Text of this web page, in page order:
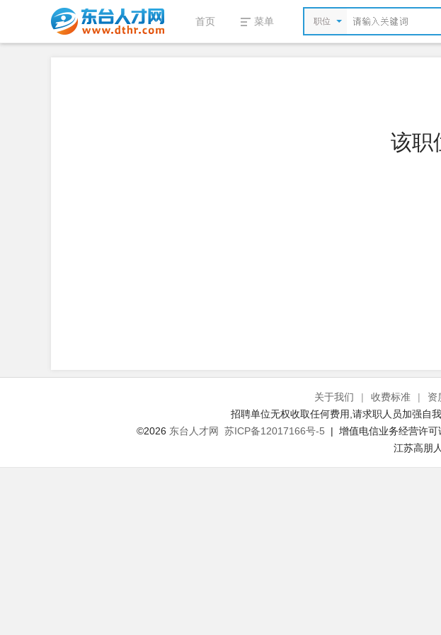
首页 菜单 职位
该职
关于我们 | 收费标准 | 资
招聘单位无权收取任何费用,请求职人员加强自
©2026 东台人才网 苏ICP备12017166号-5 | 增值电信业务经营许
江苏高朋